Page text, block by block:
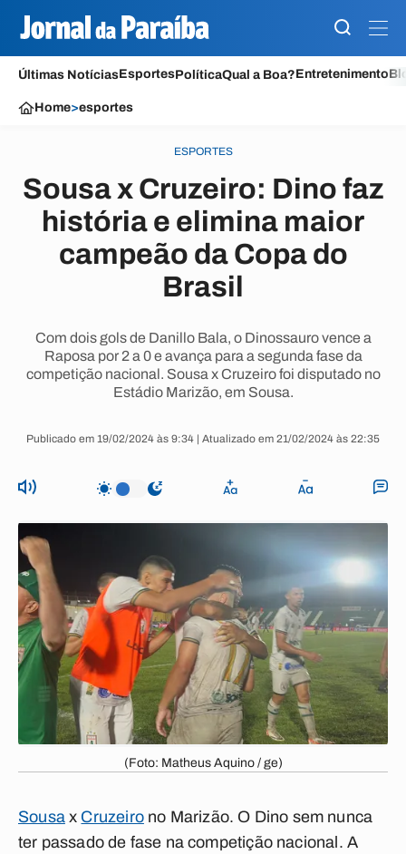
Últimas NotíciasEsportesPolíticaQual a Boa?Entretenimento
Home>esportes
ESPORTES
Sousa x Cruzeiro: Dino faz
história e elimina maior
campeão da Copa do
Brasil
Com dois gols de Danillo Bala, o Dinossauro vence a
Raposa por 2 a 0 e avança para a segunda fase da
competição nacional. Sousa x Cruzeiro foi disputado no
Estádio Marizão, em Sousa.
Publicado em 19/02/2024 às 9:34 | Atualizado em 21/02/2024 às 22:35
(Foto: Matheus Aquino / ge)
Sousax Cruzeirono Marizão. O Dino sem nunca
ter passado de fase na competição nacional. A